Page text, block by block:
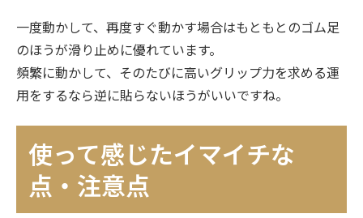
一度動かして、再度すぐ動かす場合はもともとのゴム足
のほうが滑り止めに優れています。
頻繁に動かして、そのたびに高いグリップ力を求める運
用をするなら逆に貼らないほうがいいですね。
使って感じたイマイチな
点・注意点